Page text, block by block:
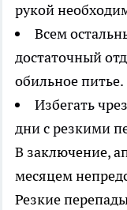
рукой
Всем
достаточный
обильное питье.
Избегать
дни с резкими
В заключение,
месяцем
Резкие